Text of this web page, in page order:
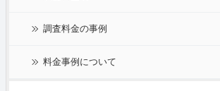
調査料金の事例
料金事例について